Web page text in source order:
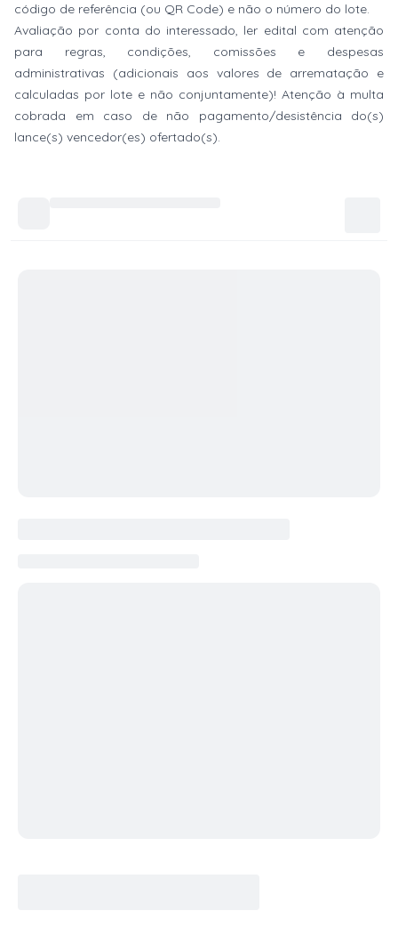
código de referência (ou QR Code) e não o número do lote.
Avaliação por conta do interessado, ler edital com atenção
para regras, condições, comissões e despesas
administrativas (adicionais aos valores de arrematação e
calculadas por lote e não conjuntamente)! Atenção à multa
cobrada em caso de não pagamento/desistência do(s)
lance(s) vencedor(es) ofertado(s).